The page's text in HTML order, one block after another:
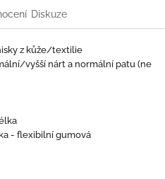
Diskuze
z kůže/textilie
vyšší nárt a normální patu (ne
- flexibilní gumová